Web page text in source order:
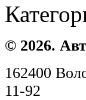
© 2026.
162400
11-92